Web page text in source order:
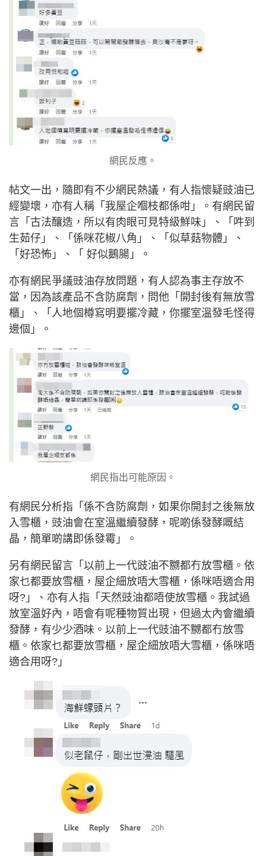
網民反應。
帖文一出，隨即有不少網民熱議，有人指懷疑豉油已
經變壞，亦有人稱「我屋企嗰枝都係咁」。有網民留
言「古法釀造，所以有肉眼可見特級鮮味」、「吽到
生茹仔」、「係咪花椒八角」、「似草菇物體」、
「好恐怖」、「 好似鵝腸」。
亦有網民爭議豉油存放問題，有人認為事主存放不
當，因為該產品不含防腐劑，問他「開封後有無放雪
櫃」、「人地個樽寫明要擺冷藏，你擺室溫發毛怪得
邊個」。
網民指出可能原因。
有網民分析指「係不含防腐劑，如果你開封之後無放
入雪櫃，豉油會在室溫繼續發酵，呢啲係發酵嘅結
晶，簡單啲講即係發霉」。
另有網民留言「以前上一代豉油不嬲都冇放雪櫃。依
家乜都要放雪櫃，屋企細放唔大雪櫃，係咪唔適合用
呀?」、亦有人指「天然豉油都唔使放雪櫃。我試過
放室溫好內，唔會有呢種物質出現，但過太內會繼續
發酵，有少少酒味。以前上一代豉油不嬲都冇放雪
櫃。依家乜都要放雪櫃，屋企細放唔大雪櫃，係咪唔
適合用呀?」